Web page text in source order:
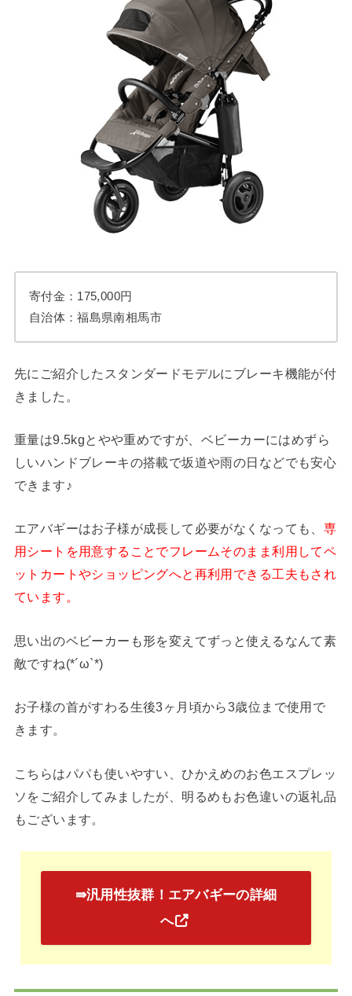
寄付金：175,000円
自治体：福島県南相馬市
先にご紹介したスタンダードモデルにブレーキ機能が付
きました。
重量は9.5kgとやや重めですが、ベビーカーにはめずら
しいハンドブレーキの搭載で坂道や雨の日などでも安心
できます♪
エアバギーはお子様が成長して必要がなくなっても、 専
用シートを用意することでフレームそのまま利用してペ
ットカートやショッピングへと再利用できる工夫もされ
ています。
思い出のベビーカーも形を変えてずっと使えるなんて素
敵ですね(*´ω`*)
お子様の首がすわる生後3ヶ月頃から3歳位まで使用で
きます。
こちらはパパも使いやすい、ひかえめのお色エスプレッ
ソをご紹介してみましたが、明るめもお色違いの返礼品
もございます。
⇛汎用性抜群！エアバギーの詳細
へ